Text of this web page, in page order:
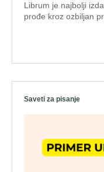
Librum je najbolji
prođe kroz ozbiljan
Saveti za pisanje